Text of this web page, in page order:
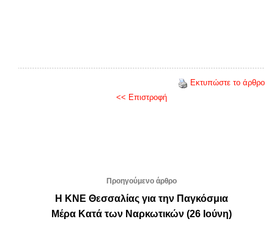
Εκτυπώστε το άρθρο
<< Επιστροφή
Προηγούμενο άρθρο
Η ΚΝΕ Θεσσαλίας για την Παγκόσμια
Μέρα Κατά των Ναρκωτικών (26 Ιούνη)